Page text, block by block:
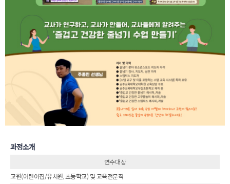
과정소개
연수대상
교원(어린이집/유치원, 초등학교) 및 교육전문직